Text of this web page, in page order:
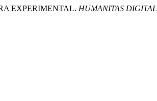
EXPERIMENTAL. HUMANITAS DIGITAL